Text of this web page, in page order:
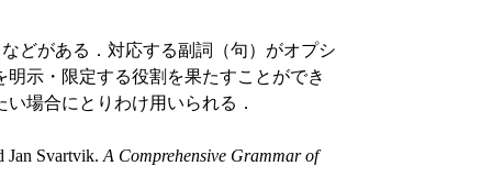
などがある．対応する副詞（句）がオプシ
示・限定する役割を果たすことができ
場合にとりわけ用いられる．
Jan Svartvik. A Comprehensive Grammar of